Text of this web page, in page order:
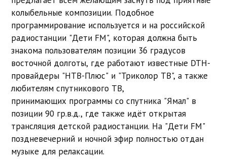
колыбельные композиции. Подобное
программирование используется и на российской
радиостанции "Дети FM", которая должна быть
знакома пользователям позиции 36 градусов
восточной долготы, где работают известные DTH-
провайдеры "НТВ-Плюс" и "Триколор ТВ", а также
любителям спутникового ТВ,
принимающих программы со спутника "Ямал" в
позиции 90 гр.в.д., где также идёт открытая
трансляция детской радиостанции. На "Дети FM"
поздневечерний и ночной эфир полностью отдан
музыке для релаксации.